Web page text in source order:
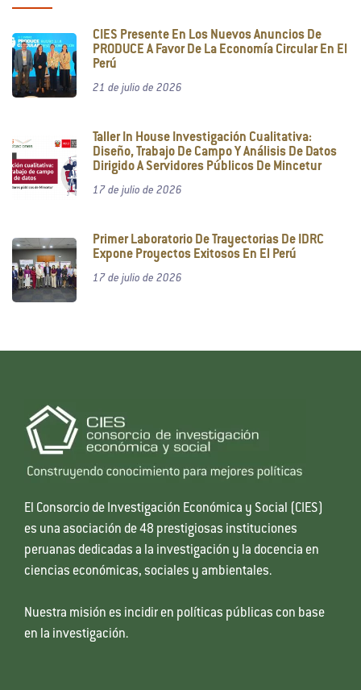
CIES Presente En Los Nuevos Anuncios De
PRODUCE A Favor De La Economía Circular En El
Perú
21 de julio de 2026
Taller In House Investigación Cualitativa:
Diseño, Trabajo De Campo Y Análisis De Datos
Dirigido A Servidores Públicos De Mincetur
17 de julio de 2026
Primer Laboratorio De Trayectorias De IDRC
Expone Proyectos Exitosos En El Perú
17 de julio de 2026
El Consorcio de Investigación Económica y Social (CIES)
es una asociación de 48 prestigiosas instituciones
peruanas dedicadas a la investigación y la docencia en
ciencias económicas, sociales y ambientales.
Nuestra misión es incidir en políticas públicas con base
en la investigación.